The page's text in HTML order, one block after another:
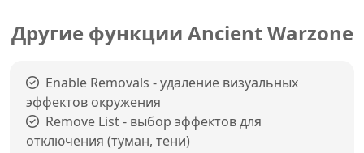
Другие функции Ancient Warzone
Enable Removals - удаление визуальных
эффектов окружения
Remove List - выбор эффектов для
отключения (туман, тени)